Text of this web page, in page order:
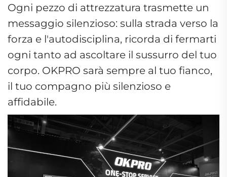
Ogni pezzo di attrezzatura trasmette un
messaggio silenzioso: sulla strada verso la
forza e l'autodisciplina, ricorda di fermarti
ogni tanto ad ascoltare il sussurro del tuo
corpo. OKPRO sarà sempre al tuo fianco,
il tuo compagno più silenzioso e
affidabile.